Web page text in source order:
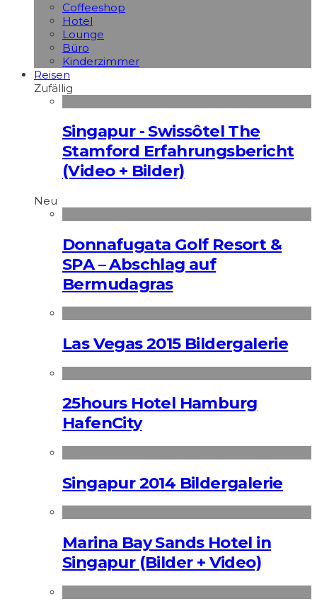
Coffeeshop
Hotel
Lounge
Büro
Kinderzimmer
Reisen
Zufällig
Singapur - Swissôtel The
Stamford Erfahrungsbericht
(Video + Bilder)
Neu
Donnafugata Golf Resort &
SPA – Abschlag auf
Bermudagras
Las Vegas 2015 Bildergalerie
25hours Hotel Hamburg
HafenCity
Singapur 2014 Bildergalerie
Marina Bay Sands Hotel in
Singapur (Bilder + Video)